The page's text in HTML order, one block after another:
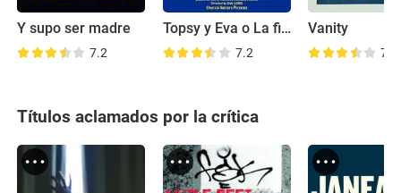
Y supo ser madre
7.2
Topsy y Eva o La fildelidad de una esclava
7.2
Vanity
7.0
Títulos aclamados por la crítica